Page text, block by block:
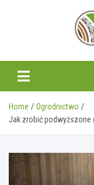
Home
Ogrodnictwo
Jak zrobić podwyższone